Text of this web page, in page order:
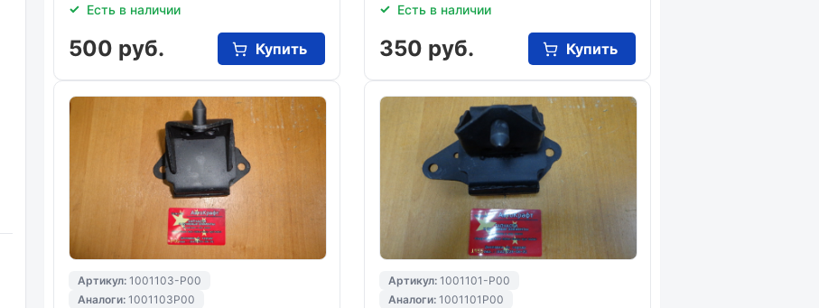
Есть в наличии
500 руб. Купить
Есть в наличии
350 руб. Купить
Артикул: 1001103-P00
Аналоги: 1001103P00
Артикул:1001101-P00
Аналоги:1001101P00